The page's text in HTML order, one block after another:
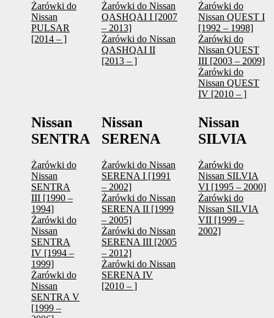
Żarówki do
Nissan
PULSAR
[2014 – ]
Żarówki do Nissan
QASHQAI I [2007
– 2013]
Żarówki do Nissan
QASHQAI II
[2013 – ]
Żarówki do
Nissan QUEST I
[1992 – 1998]
Żarówki do
Nissan QUEST
III [2003 – 2009]
Żarówki do
Nissan QUEST
IV [2010 – ]
Nissan
SENTRA
Żarówki do
Nissan
SENTRA
III [1990 –
1994]
Żarówki do
Nissan
SENTRA
IV [1994 –
1999]
Żarówki do
Nissan
SENTRA V
[1999 –
Nissan
SERENA
Żarówki do Nissan
SERENA I [1991
– 2002]
Żarówki do Nissan
SERENA II [1999
– 2005]
Żarówki do Nissan
SERENA III [2005
– 2012]
Żarówki do Nissan
SERENA IV
[2010 – ]
Nissan
SILVIA
Żarówki do
Nissan SILVIA
VI [1995 – 2000]
Żarówki do
Nissan SILVIA
VII [1999 –
2002]